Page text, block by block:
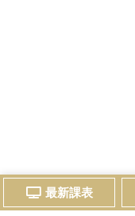
最新課表